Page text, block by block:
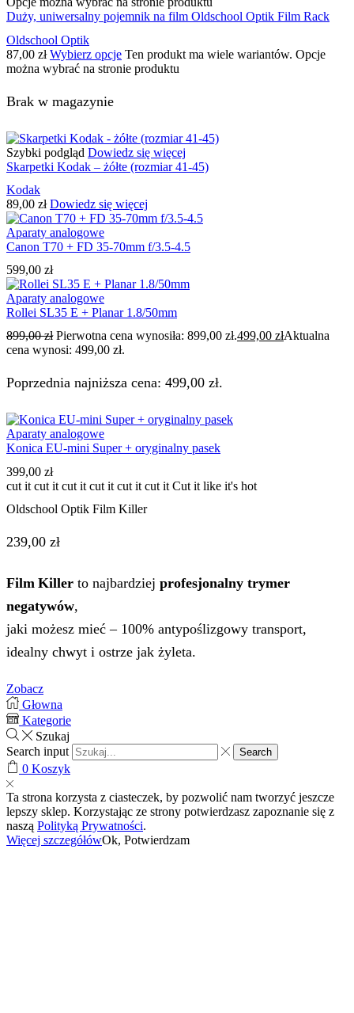
Duży, uniwersalny pojemnik na film Oldschool Optik Film Rack
Oldschool Optik
87,00 zł Wybierz opcje Ten produkt ma wiele wariantów. Opcje
można wybrać na stronie produktu
Brak w magazynie
Szybki podgląd Dowiedz się więcej
Skarpetki Kodak – żółte (rozmiar 41-45)
Kodak
89,00 zł Dowiedz się więcej
Aparaty analogowe
Canon T70 + FD 35-70mm f/3.5-4.5
599,00 zł
Aparaty analogowe
Rollei SL35 E + Planar 1.8/50mm
899,00zł Pierwotna cena wynosiła: 899,00 zł.499,00 złAktualna
cena wynosi: 499,00 zł.
Poprzednia najniższa cena: 499,00 zł.
Aparaty analogowe
Konica EU-mini Super + oryginalny pasek
399,00 zł
cut it cut it cut it cut it cut it cut it Cut it like it's hot
Oldschool Optik Film Killer
239,00 zł
Film Killer to najbardziej profesjonalny trymer
negatywów,
jaki możesz mieć – 100% antypoślizgowy transport,
idealny chwyt i ostrze jak żyleta.
Zobacz
Głowna
Kategorie
Szukaj
Search input
Search
0 Koszyk
Ta strona korzysta z ciasteczek, by pozwolić nam tworzyć jeszcze
lepszy sklep. Korzystając ze strony potwierdzasz zapoznanie się z
naszą Polityką Prywatności.
Więcej szczegółówOk, Potwierdzam